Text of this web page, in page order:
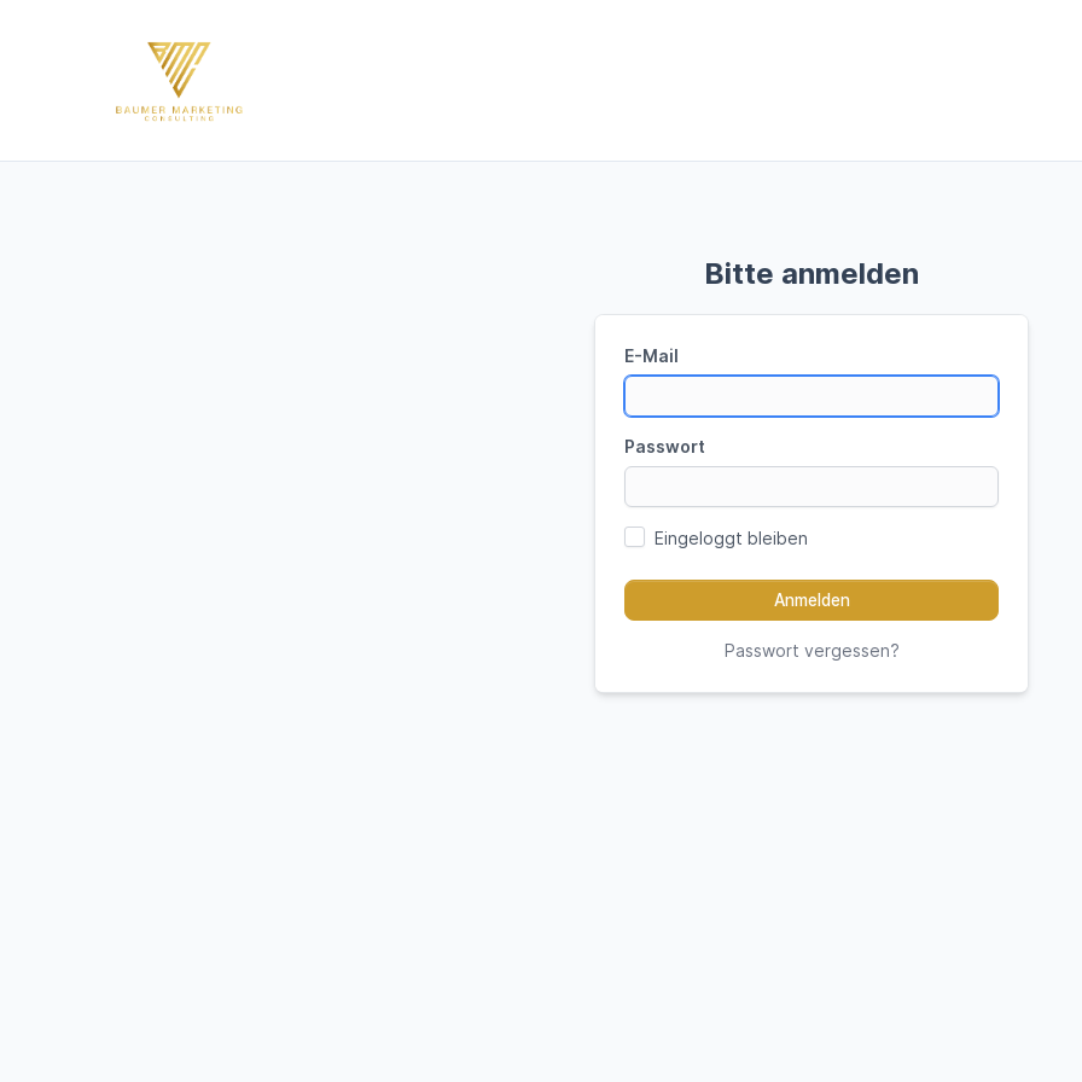
Bitte anmelden
E-Mail
Passwort
Eingeloggt bleiben
Anmelden
Passwort vergessen?